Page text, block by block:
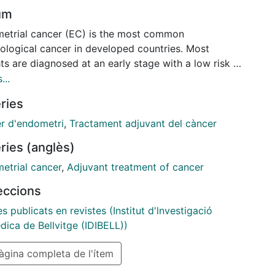
cancer (EC) is the most common
cancer in developed countries. Most
are diagnosed at an early stage with a low risk of
However, there is a group of patients with a high
of randomized trials, the adjuvant treatment of
EC is still to be defined and there are many open
the survival of metastatic or recurrent EC is
to the poor results of chemotherapy and the
of the molecular abnormalities in EC have
the development of promising targeted
d'endometri, Tractament adjuvant del càncer
(anglès)
cancer, Adjuvant treatment of cancer
publicats en revistes (Institut d'lnvestigació
de Bellvitge (IDIBELL))
completa de l'ítem